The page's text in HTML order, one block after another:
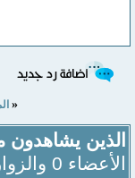
«
الذين يشاهدون
الأعضاء 0 والزوار 1)